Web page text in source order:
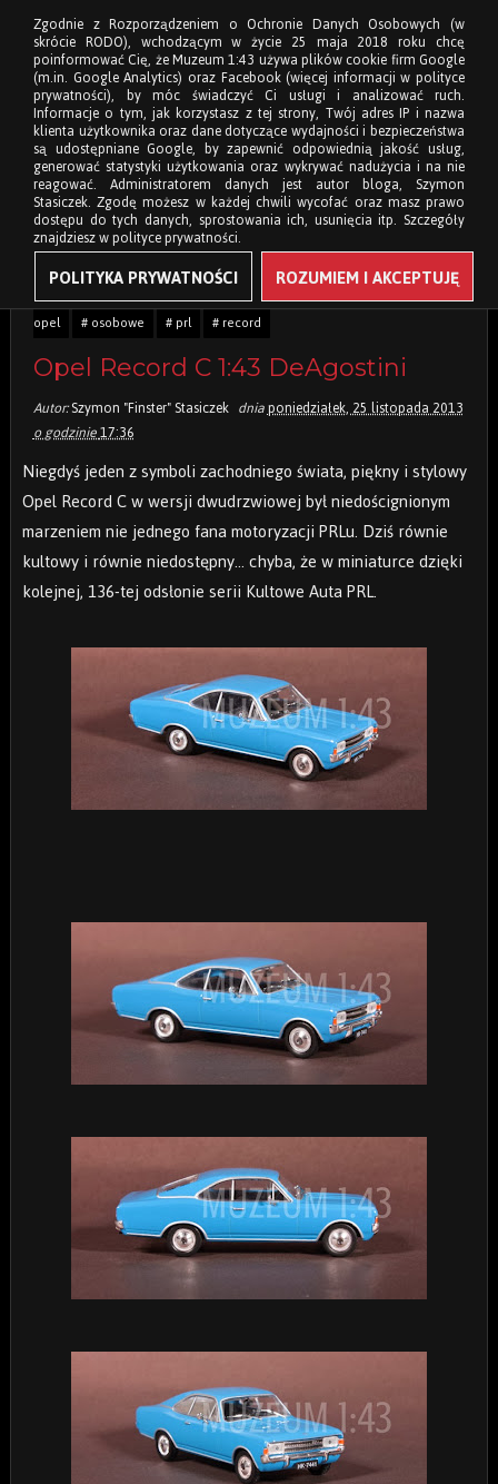
Tagi: # 1:43 # coupe # deagostini # ist # kultowe
#
opel
# osobowe # prl # record
Opel Record C 1:43 DeAgostini
Autor:Szymon "Finster" Stasiczek dniaponiedziałek, 25 listopada 2013
o godzinie17:36
Niegdyś jeden z symboli zachodniego świata, piękny i stylowy
Opel Record C w wersji dwudrzwiowej był niedoścignionym
marzeniem nie jednego fana motoryzacji PRLu. Dziś równie
kultowy i równie niedostępny... chyba, że w miniaturce dzięki
kolejnej, 136-tej odsłonie serii Kultowe Auta PRL.
Zgodnie z Rozporządzeniem o Ochronie Danych Osobowych (w
skrócie RODO), wchodzącym w życie 25 maja 2018 roku chcę
poinformować Cię, że Muzeum 1:43 używa plików cookie firm Google
(m.in. Google Analytics) oraz Facebook (więcej informacji w polityce
prywatności), by móc świadczyć Ci usługi i analizować ruch.
Informacje o tym, jak korzystasz z tej strony, Twój adres IP i nazwa
klienta użytkownika oraz dane dotyczące wydajności i bezpieczeństwa
są udostępniane Google, by zapewnić odpowiednią jakość usług,
generować statystyki użytkowania oraz wykrywać nadużycia i na nie
reagować. Administratorem danych jest autor bloga, Szymon
Stasiczek. Zgodę możesz w każdej chwili wycofać oraz masz prawo
dostępu do tych danych, sprostowania ich, usunięcia itp. Szczegóły
znajdziesz w polityce prywatności.
POLITYKA PRYWATNOŚCI ROZUMIEM I AKCEPTUJĘ